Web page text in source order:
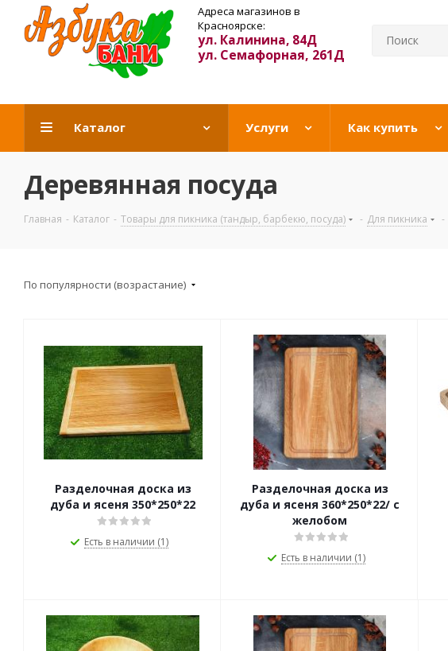
Адреса магазинов в
Красноярске:
ул. Калинина, 84Д
ул. Семафорная, 261Д
Каталог Услуги Как купить
Деревянная посуда
Главная - Каталог - Товары для пикника (тандыр, барбекю, посуда) - Для пикника -
По популярности (возрастание)
Разделочная доска из
дуба и ясеня 350*250*22
Есть в наличии (1)
Разделочная доска из
дуба и ясеня 360*250*22/ с
желобом
Есть в наличии (1)